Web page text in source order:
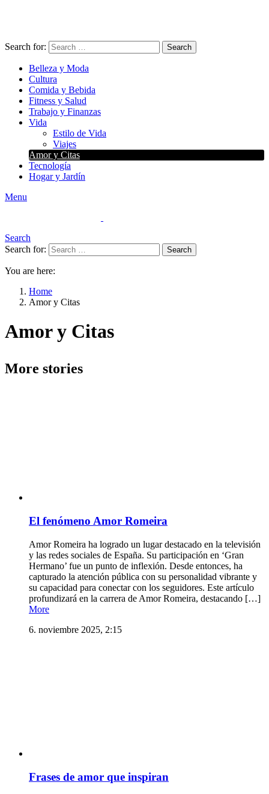
Search for: Search
Belleza y Moda
Cultura
Comida y Bebida
Fitness y Salud
Trabajo y Finanzas
Vida
Estilo de Vida
Viajes
Amor y Citas
Tecnología
Hogar y Jardín
Menu
Search
Search for:
Search
You are here:
Home
Amor y Citas
Amor y Citas
More stories
El fenómeno Amor Romeira
Amor Romeira ha logrado un lugar destacado en la televisión
y las redes sociales de España. Su participación en ‘Gran
Hermano’ fue un punto de inflexión. Desde entonces, ha
capturado la atención pública con su personalidad vibrante y
su capacidad para conectar con los seguidores. Este artículo
profundizará en la carrera de Amor Romeira, destacando […]
More
6. noviembre 2025, 2:15
Frases de amor que inspiran